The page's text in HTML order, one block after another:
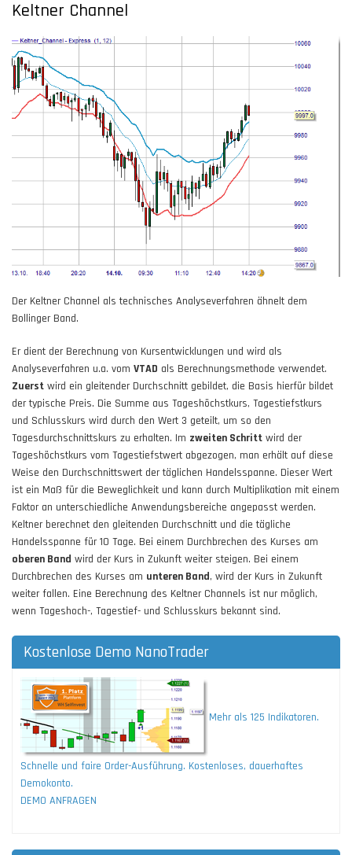
Keltner Channel
Der Keltner Channel als technisches Analyseverfahren ähnelt dem
Bollinger Band.
Er dient der Berechnung von Kursentwicklungen und wird als
Analyseverfahren u.a. vom VTAD als Berechnungsmethode verwendet.
Zuerst wird ein gleitender Durchschnitt gebildet, die Basis hierfür bildet
der typische Preis. Die Summe aus Tageshöchstkurs, Tagestiefstkurs
und Schlusskurs wird durch den Wert 3 geteilt, um so den
Tagesdurchschnittskurs zu erhalten. Im zweiten Schritt wird der
Tageshöchstkurs vom Tagestiefstwert abgezogen, man erhält auf diese
Weise den Durchschnittswert der täglichen Handelsspanne. Dieser Wert
ist ein Maß für die Beweglichkeit und kann durch Multiplikation mit einem
Faktor an unterschiedliche Anwendungsbereiche angepasst werden.
Keltner berechnet den gleitenden Durchschnitt und die tägliche
Handelsspanne für 10 Tage. Bei einem Durchbrechen des Kurses am
oberen Band wird der Kurs in Zukunft weiter steigen. Bei einem
Durchbrechen des Kurses am unteren Band, wird der Kurs in Zukunft
weiter fallen. Eine Berechnung des Keltner Channels ist nur möglich,
wenn Tageshoch-, Tagestief- und Schlusskurs bekannt sind.
Kostenlose Demo NanoTrader
Mehr als 125 Indikatoren.
Schnelle und faire Order-Ausführung. Kostenloses, dauerhaftes
Demokonto.
DEMO ANFRAGEN